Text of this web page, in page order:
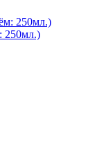
250мл.)